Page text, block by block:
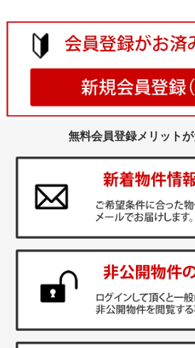
無料会員登録メリットが